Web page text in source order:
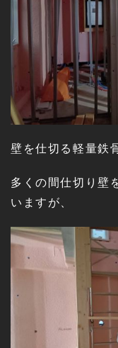
壁を仕切る軽量鉄
多くの間仕切り壁
いますが、